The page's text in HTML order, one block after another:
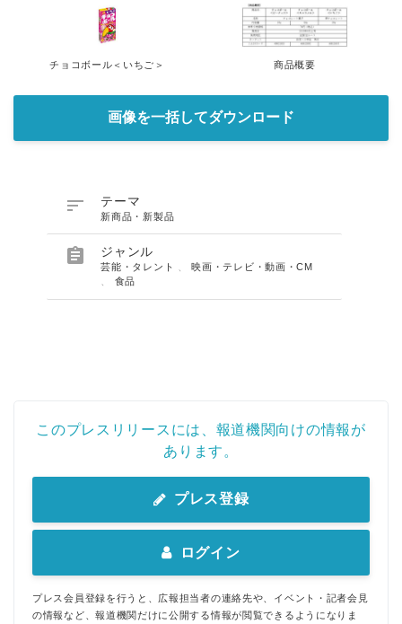
チョコボール＜いちご＞ 商品概要
画像を一括してダウンロード
 テーマ
新商品・新製品
 ジャンル
芸能・タレント 、映画・テレビ・動画・CM
食品
このプレスリリースには、報道機関向けの情報が
あります。
プレス登録
ログイン
プレス会員登録を行うと、広報担当者の連絡先や、イベント・記者会見
の情報など、報道機関だけに公開する情報が閲覧できるようになりま